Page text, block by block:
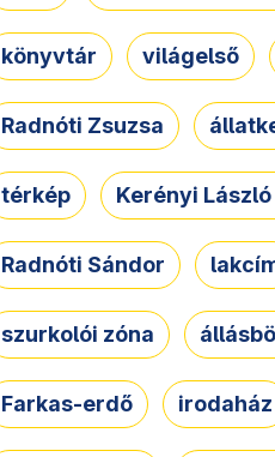
könyvtár világelső
Radnóti Zsuzsa
térkép Kerényi
Radnóti Sándor
szurkolói zóna
Farkas-erdő irodaház